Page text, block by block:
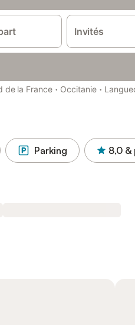
Invités
de la France · Occitanie ·
Parking 8,0 &